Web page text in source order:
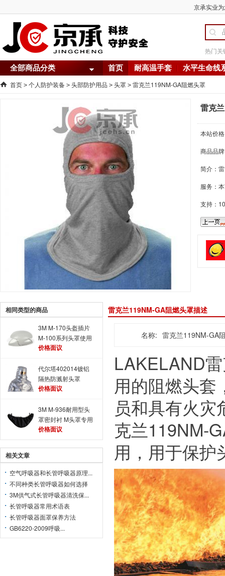
京承实业
热门关
全部商品分类 首页 耐高温手套 水平生命线
首页 > 个人防护装备 > 头部防护用品 > 头罩 > 雷克兰119NM-GA阻燃头罩
雷克
本站价
商品品
简介：
服务：
支持：
相同类型的商品
3M M-170头盔插片
M-100系列头罩使用
价格面议
代尔塔402014镀铝
隔热防溅射头罩
价格面议
3M M-936耐用型头
罩密封衬 M头罩专用
价格面议
相关文章
空气呼吸器和长管呼吸器原理...
不同种类长管呼吸器如何选择
3M供气式长管呼吸器清洗保...
长管呼吸器常用术语表
长管呼吸器面罩保养方法
GB6220-2009呼吸...
雷克兰119NM-GA阻燃头罩描述
名称: 雷克兰119NM-GA
LAKELAND
用的阻燃头套
员和具有火
克兰119NM-
用，用于保护